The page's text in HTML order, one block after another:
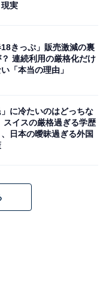
実
18きっぷ」販売激減の裏
連続利用の厳格化だけ
「本当の理由」
」に冷たいのはどっちな
スイスの厳格過ぎる学歴
日本の曖昧過ぎる外国